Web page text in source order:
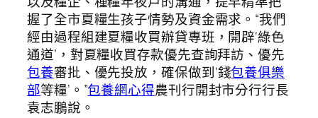
握了全市夏糧生孩子情勢及資金需求。“我們
經由過程組建夏糧收買辦貸專班，開辟‘綠色
通道’，對夏糧收買存款優先查詢拜訪、優先
包養審批、優先投放，確保做到‘錢包養俱樂
部等糧’。”包養網心得農刊行開封市分行行長
袁志鵬說。